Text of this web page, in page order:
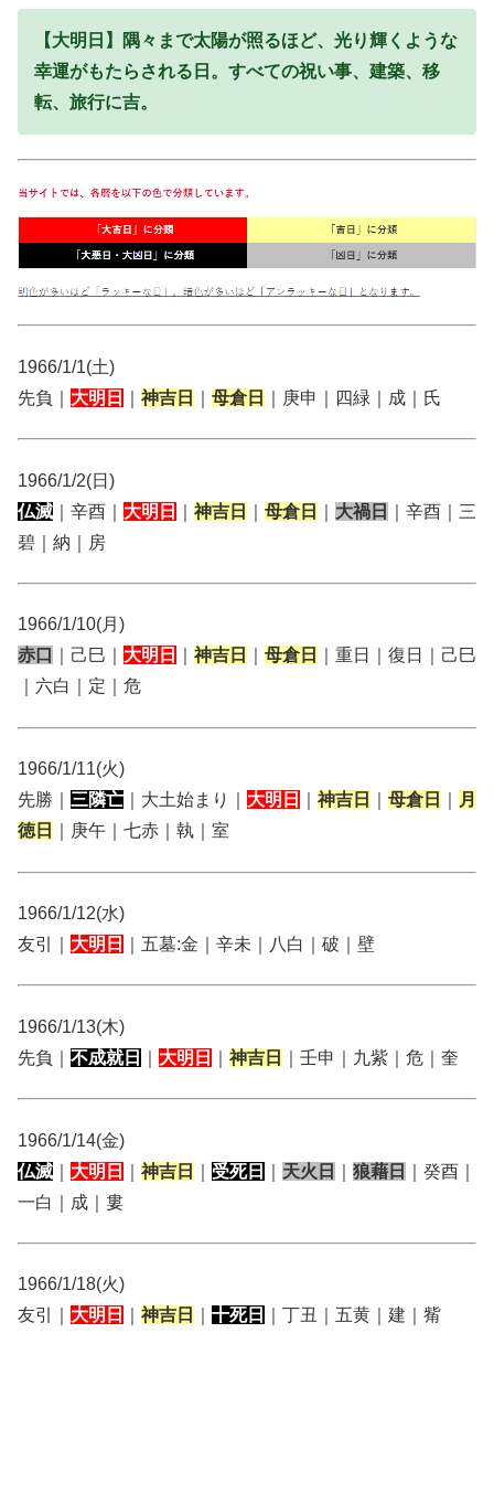
【大明日】隅々まで太陽が照るほど、光り輝くような
幸運がもたらされる日。すべての祝い事、建築、移
転、旅行に吉。
1966/1/1(土)
先負｜ 大明日 神吉日 母倉日 ｜庚申｜四緑｜成｜氏
1966/1/2(日)
仏滅 ｜辛酉｜ 大明日 神吉日 母倉日 大禍日
｜辛酉｜三
碧｜納｜房
1966/1/10(月)
赤口
｜己巳｜ 大明日 神吉日 母倉日
｜重日｜復日｜己巳
｜六白｜定｜危
1966/1/11(火)
先勝｜ 三隣亡 ｜大土始まり｜ 大明日 神吉日 母倉日
月
徳日
｜庚午｜七赤｜執｜室
1966/1/12(水)
友引｜ 大明日 ｜五墓:金｜辛未｜八白｜破｜壁
1966/1/13(木)
先負｜ 不成就日 大明日 神吉日 ｜壬申｜九紫｜危｜奎
1966/1/14(金)
仏滅
大明日 神吉日 受死日 天火日 狼藉日
｜癸酉｜
一白｜成｜婁
1966/1/18(火)
友引｜ 大明日 神吉日 十死日 ｜丁丑｜五黄｜建｜觜